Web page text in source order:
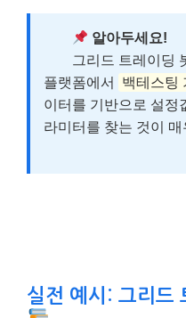
알아두세요!
그리드 트레이딩 봇
플랫폼에서
백테스팅
이터를 기반으로 설정
라미터를 찾는 것이
실전 예시: 그리드